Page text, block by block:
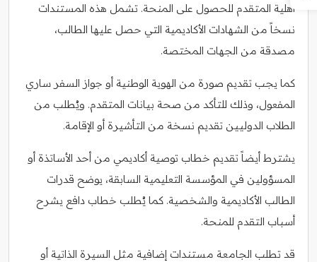
أهلية المتقدم للحصول على المنحة. تشمل هذه المستندات
نسخاً من الشهادات الأكاديمية التي حصل عليها الطالب،
مصدقة من الجهات المختصة.
كما يجب تقديم صورة من الهوية الوطنية أو جواز السفر ساري
المفعول، وذلك للتأكد من صحة بيانات المتقدم. ويُطلب من
الطلاب الدوليين تقديم نسخة من التأشيرة أو الإقامة.
يشترط أيضاً تقديم خطاب توصية أكاديمي من أحد الأساتذة أو
المسؤولين في المؤسسة التعليمية السابقة، يوضح قدرات
الطالب الأكاديمية والشخصية. كما يُطلب خطاب دافع يشرح
أسباب التقدم للمنحة.
قد تطلب الجامعة مستندات إضافية مثل السيرة الذاتية أو